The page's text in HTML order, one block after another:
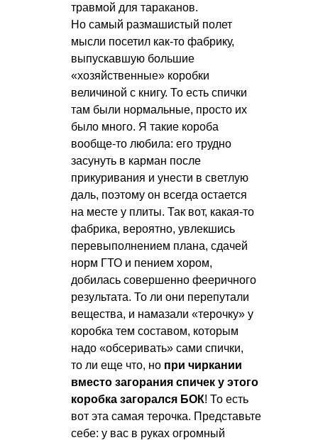
травмой для тараканов.
Но самый размашистый полет
мысли посетил как-то фабрику,
выпускавшую большие
«хозяйственные» коробки
величиной с книгу. То есть спички
там были нормальные, просто их
было много. Я такие короба
вообще-то любила: его трудно
засунуть в карман после
прикуривания и унести в светлую
даль, поэтому он всегда остается
на месте у плиты. Так вот, какая-то
фабрика, вероятно, увлекшись
перевыполнением плана, сдачей
норм ГТО и пением хором,
добилась совершенно фееричного
результата. То ли они перепутали
вещества, и намазали «терочку» у
коробка тем составом, которым
надо «обсеривать» сами спички,
то ли еще что, но при чиркании
вместо загорания спичек у этого
коробка загорался БОК! То есть
вот эта самая терочка. Представьте
себе: у вас в руках огромный